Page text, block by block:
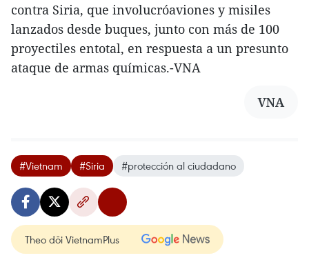
contra Siria, que involucróaviones y misiles
lanzados desde buques, junto con más de 100
proyectiles entotal, en respuesta a un presunto
ataque de armas químicas.-VNA
VNA
#Vietnam #Siria #protección al ciudadano
Theo dõi VietnamPlus